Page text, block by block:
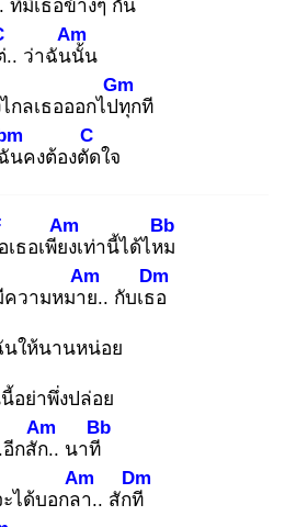
ที่มีเธอข้างๆ กัน
.. ว่าฉันนั้
Am
น
กลเธอออกไปทุ
Gm
กที
นคงต้องตัด
C
ใจ
เธอเพียง
Am
เท่านี้ได้ไหม
Bb
ความหมาย
Am
.. กับเธอ
Dm
นให้นานหน่อย
นี้อย่าพึ่งปล่อย
.อีกสัก.
Am
. นาที
Bb
ได้บอกลา
Am
.. สักที
Dm